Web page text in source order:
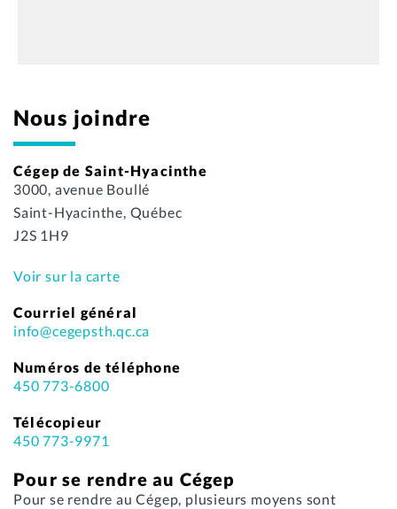
Nous joindre
Cégep de Saint-Hyacinthe
3000, avenue Boullé
Saint-Hyacinthe, Québec
J2S 1H9
Voir sur la carte
Courriel général
info@cegepsth.qc.ca
Numéros de téléphone
450 773-6800
Télécopieur
450 773-9971
Pour se rendre au Cégep
Pour se rendre au Cégep, plusieurs moyens sont